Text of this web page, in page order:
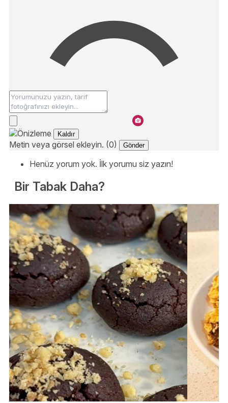
Kaldır
Metin veya görsel ekleyin. (0) Gönder
Henüz yorum yok. İlk yorumu siz yazın!
Bir Tabak Daha?